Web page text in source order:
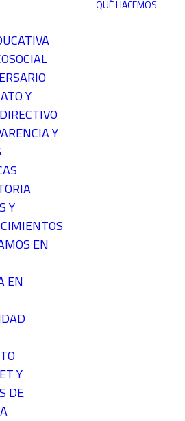
Y
Y
Y
EN
EN
Y
DE
QUÉ HACEMOS